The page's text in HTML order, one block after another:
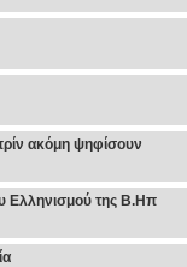
ακόμη ψηφίσουν
Ελληνισμού της Β.Ηπ